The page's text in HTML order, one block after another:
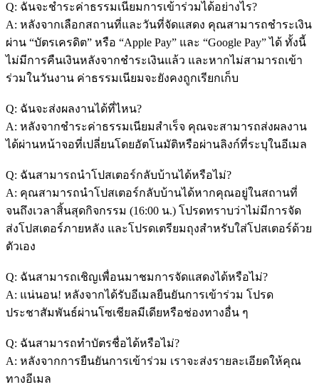
Q: ฉันจะชำระค่าธรรมเนียมการเข้าร่วมได้อย่างไร?
A: หลังจากเลือกสถานที่และวันที่จัดแสดง คุณสามารถชำระเงิน
ผ่าน “บัตรเครดิต” หรือ “Apple Pay” และ “Google Pay” ได้ ทั้งนี้
ไม่มีการคืนเงินหลังจากชำระเงินแล้ว และหากไม่สามารถเข้า
ร่วมในวันงาน ค่าธรรมเนียมจะยังคงถูกเรียกเก็บ
Q: ฉันจะส่งผลงานได้ที่ไหน?
A: หลังจากชำระค่าธรรมเนียมสำเร็จ คุณจะสามารถส่งผลงาน
ได้ผ่านหน้าจอที่เปลี่ยนโดยอัตโนมัติหรือผ่านลิงก์ที่ระบุในอีเมล
Q: ฉันสามารถนำโปสเตอร์กลับบ้านได้หรือไม่?
A: คุณสามารถนำโปสเตอร์กลับบ้านได้หากคุณอยู่ในสถานที่
จนถึงเวลาสิ้นสุดกิจกรรม (16:00 น.) โปรดทราบว่าไม่มีการจัด
ส่งโปสเตอร์ภายหลัง และโปรดเตรียมถุงสำหรับใส่โปสเตอร์ด้วย
ตัวเอง
Q: ฉันสามารถเชิญเพื่อนมาชมการจัดแสดงได้หรือไม่?
A: แน่นอน! หลังจากได้รับอีเมลยืนยันการเข้าร่วม โปรด
ประชาสัมพันธ์ผ่านโซเชียลมีเดียหรือช่องทางอื่น ๆ
Q: ฉันสามารถทำบัตรชื่อได้หรือไม่?
A: หลังจากการยืนยันการเข้าร่วม เราจะส่งรายละเอียดให้คุณ
ทางอีเมล